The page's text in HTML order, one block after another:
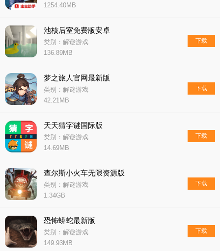
1254.40MB
池核后室免费版安卓
类别：解谜游戏
136.89MB
下载
梦之旅人官网最新版
类别：解谜游戏
42.21MB
下载
天天猜字谜国际版
类别：解谜游戏
14.69MB
下载
查尔斯小火车无限资源版
类别：解谜游戏
1.34GB
下载
恐怖蟒蛇最新版
类别：解谜游戏
149.93MB
下载